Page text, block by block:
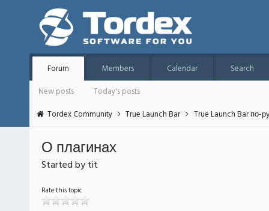
Forum Members Calendar
Search
New posts
Today's posts
Tordex Community
True Launch Bar True Launch Bar по-
О плагинах
Started by tit
Rate this topic